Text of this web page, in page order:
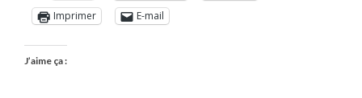
Imprimer
E-mail
J’aime ça :